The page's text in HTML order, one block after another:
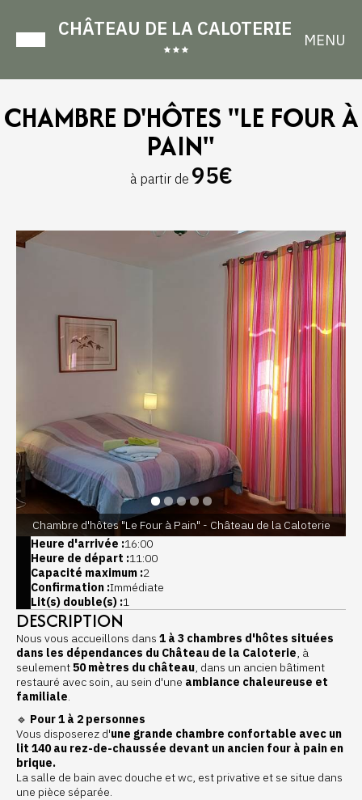
CHÂTEAU DE LA CALOTERIE MENU
CHAMBRE D'HÔTES "LE FOUR À
PAIN"
à partir de 95€
Chambre d'hôtes "Le Four à Pain" - Château de la Caloterie
Heure d'arrivée :16:00
Heure de départ :11:00
Capacité maximum :2
Confirmation :Immédiate
Lit(s) double(s) :1
DESCRIPTION
Nous vous accueillons dans 1 à 3 chambres d'hôtes situées
dans les dépendances du Château de la Caloterie, à
seulement50 mètres du château, dans un ancien bâtiment
restauré avec soin, au sein d'une ambiance chaleureuse et
familiale.
🔹 Pour 1 à 2 personnes
Vous disposerez d'une grande chambre confortable avec un
lit 140 au rez-de-chaussée devant un ancien four à pain en
brique.
La salle de bain avec douche et wc, est privative et se situe dans
une pièce séparée.